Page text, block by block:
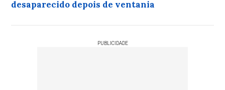
desaparecido depois de ventania
PUBLICIDADE